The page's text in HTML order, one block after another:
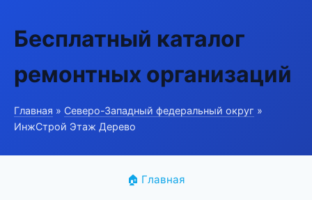
Бесплатный каталог
ремонтных организаций
Главная » Северо-Западный федеральный округ »
ИнжСтрой Этаж Дерево
🏠 Главная